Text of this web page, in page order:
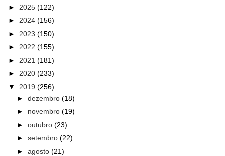
► 2025 (122)
► 2024 (156)
► 2023 (150)
► 2022 (155)
► 2021 (181)
► 2020 (233)
▼ 2019 (256)
► dezembro (18)
► novembro (19)
► outubro (23)
► setembro (22)
► agosto (21)